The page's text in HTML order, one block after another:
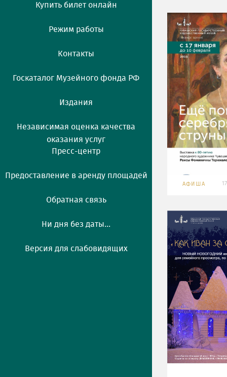
Купить билет онлайн
Режим работы
Контакты
Госкаталог Музейного фонда РФ
Издания
Независимая оценка качества
оказания услуг
Пресс-центр
Предоставление в аренду площадей
Обратная связь
Ни дня без даты...
Версия для слабовидящих
АФИША